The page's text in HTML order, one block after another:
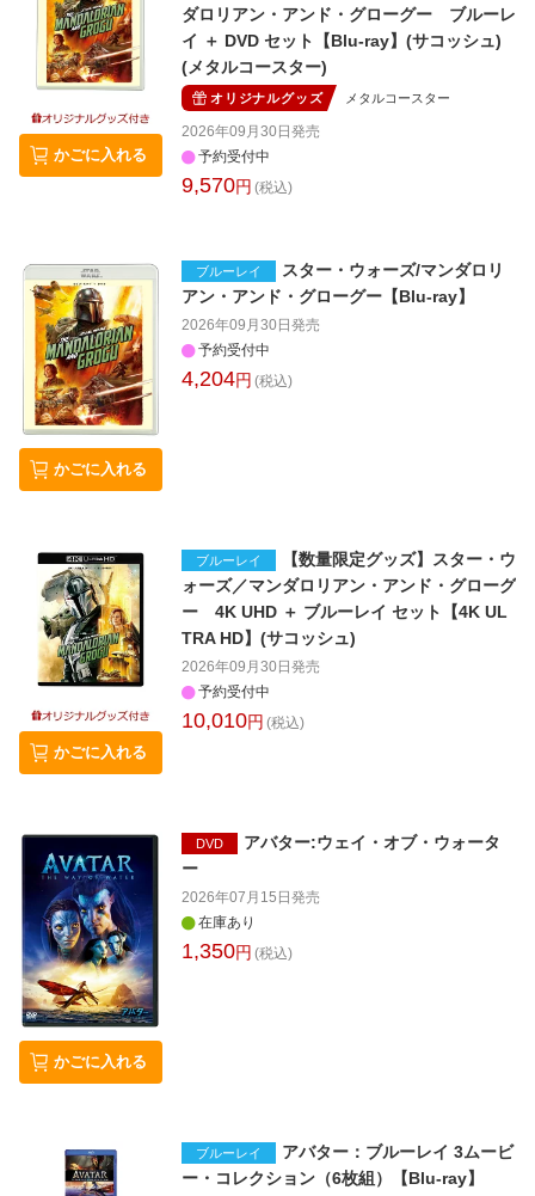
かごに入れる
ダロリアン・アンド・グローグー ブルーレ
イ ＋ DVD セット【Blu-ray】(サコッシュ)
(メタルコースター)
オリジナルグッズ メタルコースター
2026年09月30日発売
予約受付中
9,570円 (税込)
かごに入れる
ブルーレイ
スター・ウォーズ/マンダロリ
アン・アンド・グローグー【Blu-ray】
2026年09月30日発売
予約受付中
4,204円 (税込)
かごに入れる
ブルーレイ
【数量限定グッズ】スター・ウ
ォーズ／マンダロリアン・アンド・グローグ
ー 4K UHD ＋ ブルーレイ セット【4K UL
TRA HD】(サコッシュ)
2026年09月30日発売
予約受付中
10,010円 (税込)
かごに入れる
DVD
アバター:ウェイ・オブ・ウォータ
ー
2026年07月15日 発売
在庫あり
1,350円 (税込)
ブルーレイ
アバター：ブルーレイ 3ムービ
ー・コレクション（6枚組）【Blu-ray】